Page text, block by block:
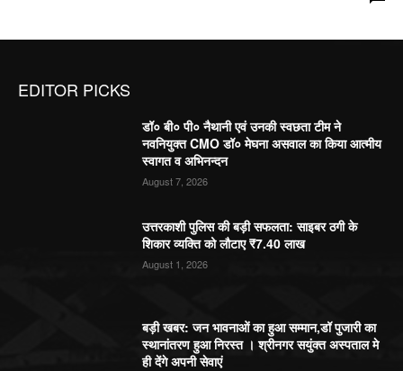
EDITOR PICKS
डॉ० बी० पी० नैथानी एवं उनकी स्वछता टीम ने
नवनियुक्त CMO डॉ० मेघना असवाल का किया आत्मीय
स्वागत व अभिनन्दन
August 7, 2026
उत्तरकाशी पुलिस की बड़ी सफलता: साइबर ठगी के
शिकार व्यक्ति को लौटाए ₹7.40 लाख
August 1, 2026
बड़ी खबर: जन भावनाओं का हुआ सम्मान,डॉ पुजारी का
स्थानांतरण हुआ निरस्त । श्रीनगर सयुंक्त अस्पताल मे
ही देंगे अपनी सेवाएं